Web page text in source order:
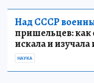
Над СССР
пришельцев: как
искала и
НАУКА